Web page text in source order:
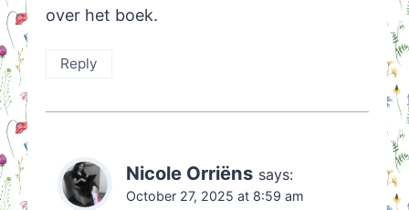
over het boek.
Reply
Nicole Orriëns says:
October 27, 2025 at 8:59 am